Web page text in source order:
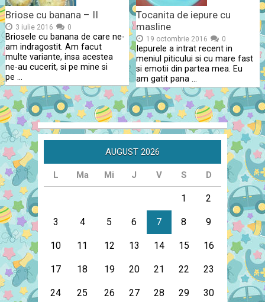
Briose cu banana – II
3 iulie 2016 0
Briosele cu banana de care ne-
am indragostit. Am facut
multe variante, insa acestea
ne-au cucerit, si pe mine si
pe …
Tocanita de iepure cu
masline
19 octombrie 2016 0
Iepurele a intrat recent in
meniul piticului si cu mare fast
si emotii din partea mea. Eu
am gatit pana …
AUGUST 2026
L Ma Mi J V S D
1 2
3 4 5 6 7 8 9
10 11 12 13 14 15 16
17 18 19 20 21 22 23
24 25 26 27 28 29 30